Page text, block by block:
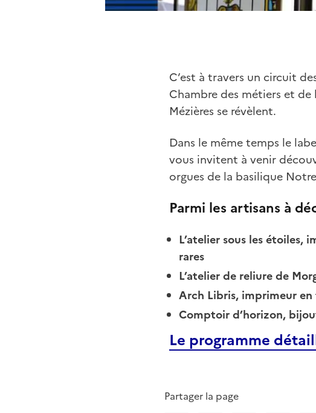
C’est à travers un circuit
Chambre des métiers et de
Mézières se révèlent.
Dans le même temps le
vous invitent à venir
orgues de la basilique
Parmi les artisans à
L’atelier sous les étoiles,
rares
L’atelier de reliure de
Arch Libris, imprimeur
Comptoir d’horizon,
Le programme
Partager la page